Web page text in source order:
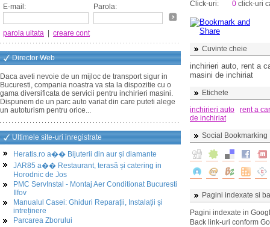
E-mail:
Parola:
parola uitata creare cont
Director Web
Daca aveti nevoie de un mijloc de transport sigur in
Bucuresti, compania noastra va sta la dispozitie cu o
gama diversificata de servicii pentru inchirieri masini.
Dispunem de un parc auto variat din care puteti alege
un autoturism pentru orice...
Ultimele site-uri inregistrate
Heratis.ro a�� Bijuterii din aur și diamante
JAR85 a�� Restaurant, terasă și catering in
Horodnic de Jos
PMC ServInstal - Montaj Aer Conditionat Bucuresti
Ilfov
Manualul Casei: Ghiduri Reparații, Instalații și
intreținere
Parcarea Zborului
Click-uri:
0 click-uri
Cuvinte cheie
inchirieri auto, rent a
masini de inchiriat
Etichete
inchirieri auto
rent a car
de inchiriat
Social Bookmarking
Pagini indexate si
Pagini indexate in
Back link-uri conform